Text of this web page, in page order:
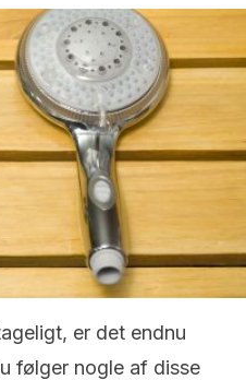
er det endnu
følger nogle af disse